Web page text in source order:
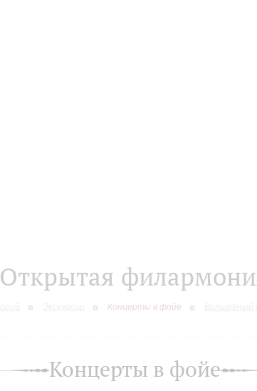
Открытая
Концерты в фойе
Концерты в фойе